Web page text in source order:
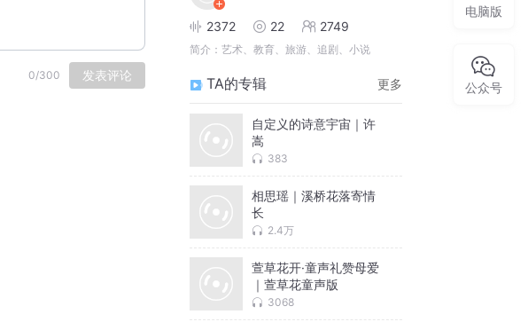
0/300 发表评论
2372 22 2749
简介： 艺术、教育、旅游、追剧、小说
TA的专辑 更多
自定义的诗意宇宙｜许
嵩
383
相思瑶｜溪桥花落寄情
长
2.4万
萱草花开·童声礼赞母爱
｜萱草花童声版
3068
电脑版
公众号